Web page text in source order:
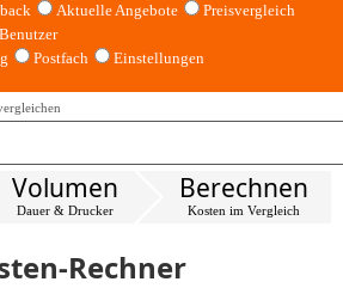
Aktuelle Angebote
Preisvergleich
Postfach
Einstellungen
Volumen
Dauer & Drucker
Berechnen
Kosten im Vergleich
Rechner